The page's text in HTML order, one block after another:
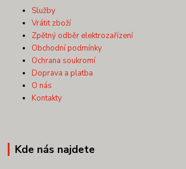
Služby
Vrátit zboží
Zpětný odběr elektrozařízení
Obchodní podmínky
Ochrana soukromí
Doprava a platba
O nás
Kontakty
Kde nás najdete